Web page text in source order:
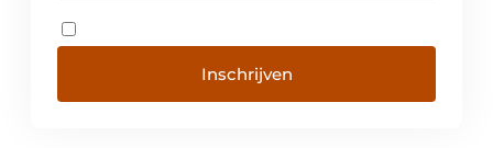
Inschrijven